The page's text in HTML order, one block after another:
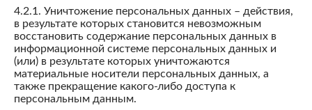
4.2.1. Уничтожение персональных данных – действия,
в результате которых становится невозможным
восстановить содержание персональных данных в
информационной системе персональных данных и
(или) в результате которых уничтожаются
материальные носители персональных данных, а
также прекращение какого-либо доступа к
персональным данным.